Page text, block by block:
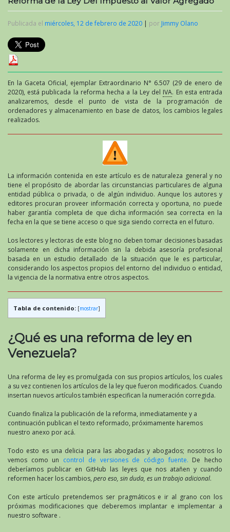
Publicada el miércoles, 12 de febrero de 2020 | por Jimmy Olano
En la Gaceta Oficial, ejemplar Extraordinario N° 6.507 (29 de enero de
2020), está publicada la reforma hecha a la Ley del IVA. En esta entrada
analizaremos, desde el punto de vista de la programación de
ordenadores y almacenamiento en base de datos, los cambios legales
realizados.
La información contenida en este artículo es de naturaleza general y no
tiene el propósito de abordar las circunstancias particulares de alguna
entidad pública o privada, o de algún individuo. Aunque los autores y
editores procuran proveer información correcta y oportuna, no puede
haber garantía completa de que dicha información sea correcta en la
fecha en la que se tiene acceso o que siga siendo correcta en el futuro.
Los lectores y lectoras de este blog no deben tomar decisiones basadas
solamente en dicha información sin la debida asesoría profesional
basada en un estudio detallado de la situación que le es particular,
considerando los aspectos propios del entorno del individuo o entidad,
la vigencia de la normativa entre otros aspectos.
Tabla de contenido: [mostrar]
¿Qué es una reforma de ley en
Venezuela?
Una reforma de ley es promulgada con sus propios artículos, los cuales
a su vez contienen los artículos de la ley que fueron modificados. Cuando
insertan nuevos artículos también especifican la numeración corregida.
Cuando finaliza la publicación de la reforma, inmediatamente y a
continuación publican el texto reformado, próximamente haremos
nuestro anexo por acá.
Todo esto es una delicia para las abogadas y abogados; nosotros lo
vemos como un control de versiones de código fuente. De hecho
deberíamos publicar en GitHub las leyes que nos atañen y cuando
reformen hacer los cambios, pero eso, sin duda, es un trabajo adicional.
Con este artículo pretendemos ser pragmáticos e ir al grano con los
próximas modificaciones que deberemos implantar e implementar a
nuestro software .